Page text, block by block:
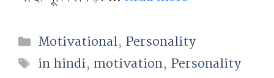
Categories
Motivational, Personality
Tags
in hindi, motivation, Personality